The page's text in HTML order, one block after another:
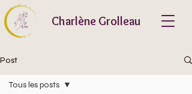
Charlène Grolleau
Post
Tous les posts